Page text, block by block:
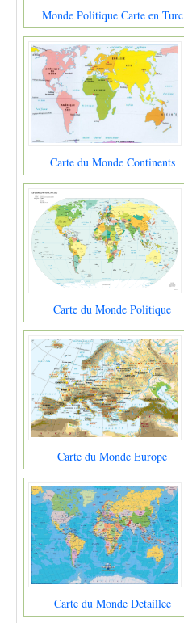
Monde Politique Carte en Turc
Carte du Monde Continents
Carte du Monde Politique
Carte du Monde Europe
Carte du Monde Detaillee